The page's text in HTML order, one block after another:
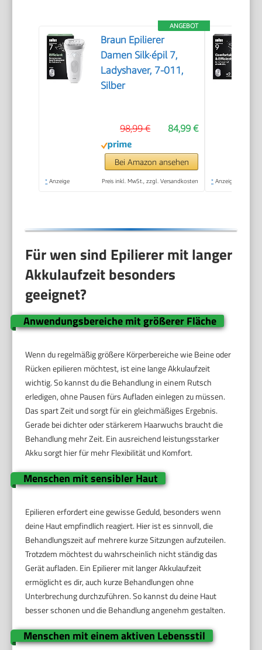
ANGEBOT
Braun Epilierer
Damen Silk·épil 7,
Ladyshaver, 7-011,
Silber
84,99 €
98,99 €
Bei Amazon ansehen
* Anzeige Preis inkl. MwSt., zzgl. Versandkosten * Anzeige
Für wen sind Epilierer mit langer
Akkulaufzeit besonders
geeignet?
Anwendungsbereiche mit größerer Fläche
Wenn du regelmäßig größere Körperbereiche wie Beine oder
Rücken epilieren möchtest, ist eine lange Akkulaufzeit
wichtig. So kannst du die Behandlung in einem Rutsch
erledigen, ohne Pausen fürs Aufladen einlegen zu müssen.
Das spart Zeit und sorgt für ein gleichmäßiges Ergebnis.
Gerade bei dichter oder stärkerem Haarwuchs braucht die
Behandlung mehr Zeit. Ein ausreichend leistungsstarker
Akku sorgt hier für mehr Flexibilität und Komfort.
Menschen mit sensibler Haut
Epilieren erfordert eine gewisse Geduld, besonders wenn
deine Haut empfindlich reagiert. Hier ist es sinnvoll, die
Behandlungszeit auf mehrere kurze Sitzungen aufzuteilen.
Trotzdem möchtest du wahrscheinlich nicht ständig das
Gerät aufladen. Ein Epilierer mit langer Akkulaufzeit
ermöglicht es dir, auch kurze Behandlungen ohne
Unterbrechung durchzuführen. So kannst du deine Haut
besser schonen und die Behandlung angenehm gestalten.
Menschen mit einem aktiven Lebensstil